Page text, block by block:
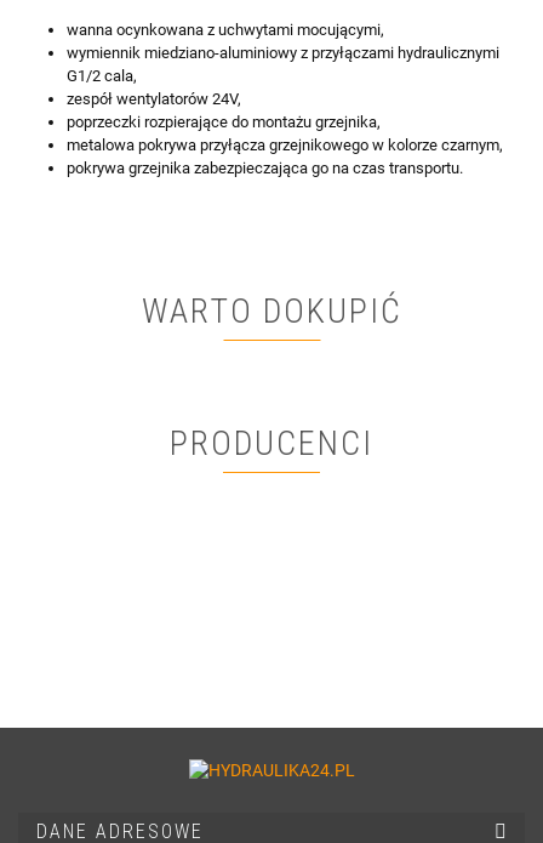
wanna ocynkowana z uchwytami mocującymi,
wymiennik miedziano-aluminiowy z przyłączami hydraulicznymi
G1/2 cala,
zespół wentylatorów 24V,
poprzeczki rozpierające do montażu grzejnika,
metalowa pokrywa przyłącza grzejnikowego w kolorze czarnym,
pokrywa grzejnika zabezpieczająca go na czas transportu.
WARTO DOKUPIĆ
PRODUCENCI
DANE ADRESOWE